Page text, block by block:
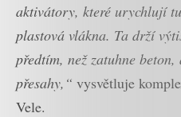
aktivátory, které urychlují
plastová vlákna. Ta drží
předtím, než zatuhne
přesahy,“ vysvětluje
Vele.